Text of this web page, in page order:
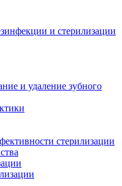
и стерилизации
и удаление зубного
стерилизации